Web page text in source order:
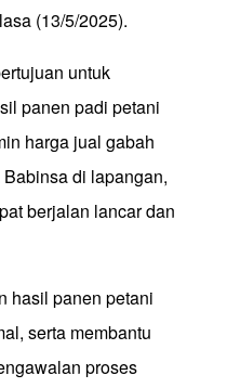
(13/5/2025).
untuk
panen padi petani
harga jual gabah
di lapangan,
berjalan lancar dan
hasil panen petani
serta membantu
proses